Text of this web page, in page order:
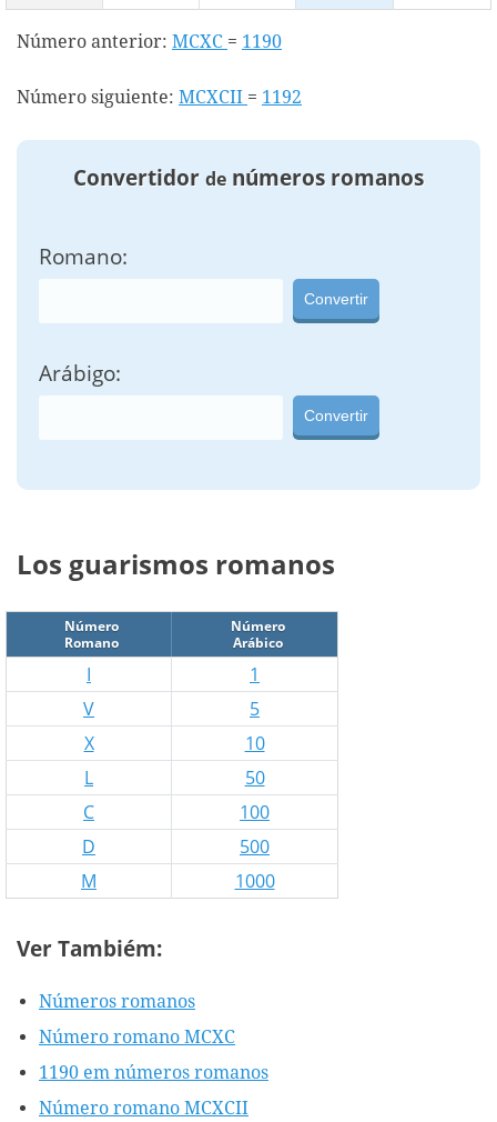
Número anterior: MCXC = 1190
Número siguiente: MCXCII = 1192
Convertidor de números romanos
Romano:
Convertir
Arábigo:
Convertir
Los guarismos romanos
Número
Romano
Número
Arábico
I
1
V
5
X
10
L
50
C
100
D
500
M
1000
Ver Tambiém:
Números romanos
Número romano MCXC
1190 em números romanos
Número romano MCXCII